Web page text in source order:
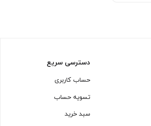
دسترسی سریع
حساب کاربری
تسویه حساب
سبد خرید